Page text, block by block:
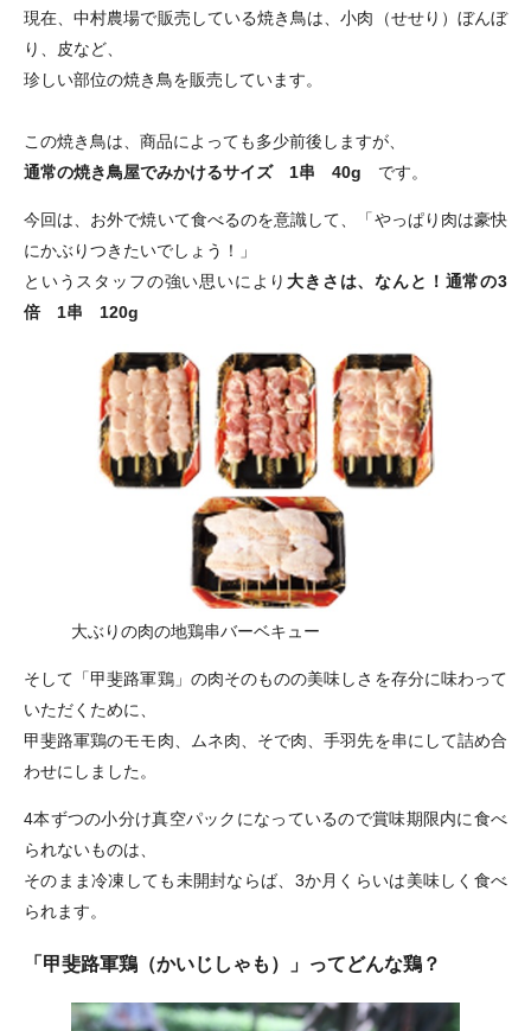
現在、中村農場で販売している焼き鳥は、小肉（せせり）ぼんぼ
り、皮など、
珍しい部位の焼き鳥を販売しています。
この焼き鳥は、商品によっても多少前後しますが、
通常の焼き鳥屋でみかけるサイズ 1串 40g です。
今回は、お外で焼いて食べるのを意識して、「やっぱり肉は豪快
にかぶりつきたいでしょう！」
というスタッフの強い思いにより 大きさは、なんと！通常の3
倍 1串 120g
大ぶりの肉の地鶏串バーベキュー
そして「甲斐路軍鶏」の肉そのものの美味しさを存分に味わって
いただくために、
甲斐路軍鶏のモモ肉、ムネ肉、そで肉、手羽先を串にして詰め合
わせにしました。
4本ずつの小分け真空パックになっているので賞味期限内に食べ
られないものは、
そのまま冷凍しても未開封ならば、3か月くらいは美味しく食べ
られます。
「甲斐路軍鶏（かいじしゃも）」ってどんな鶏？